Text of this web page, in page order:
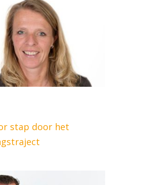
stap door het